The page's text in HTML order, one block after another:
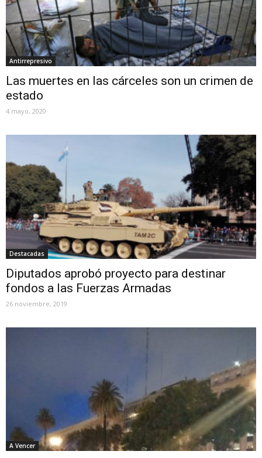
Antirrepresivo
Las muertes en las cárceles son un crimen de
estado
4 mayo, 2020
Destacadas
Diputados aprobó proyecto para destinar
fondos a las Fuerzas Armadas
26 noviembre, 2019
A Vencer